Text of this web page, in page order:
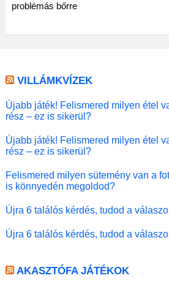
problémás bőrre
VILLÁMKVÍZEK
Újabb játék! Felismered milyen étel
rész – ez is sikerül?
Újabb játék! Felismered milyen étel
rész – ez is sikerül?
Felismered milyen sütemény van a
is könnyedén megoldod?
Újra 6 találós kérdés, tudod a
Újra 6 találós kérdés, tudod a
AKASZTÓFA JÁTÉKOK